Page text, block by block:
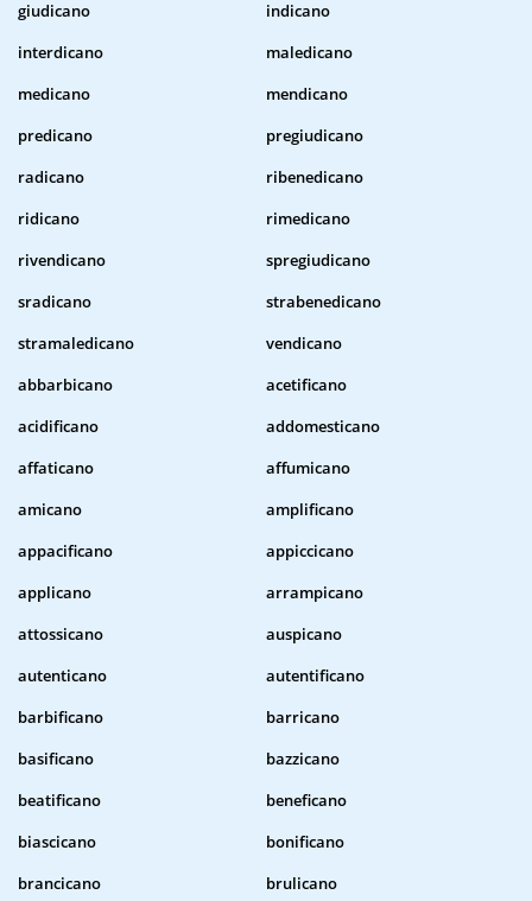
giudicano
indicano
interdicano
maledicano
medicano
mendicano
predicano
pregiudicano
radicano
ribenedicano
ridicano
rimedicano
rivendicano
spregiudicano
sradicano
strabenedicano
stramaledicano
vendicano
abbarbicano
acetificano
acidificano
addomesticano
affaticano
affumicano
amicano
amplificano
appacificano
appiccicano
applicano
arrampicano
attossicano
auspicano
autenticano
autentificano
barbificano
barricano
basificano
bazzicano
beatificano
beneficano
biascicano
bonificano
brancicano
brulicano